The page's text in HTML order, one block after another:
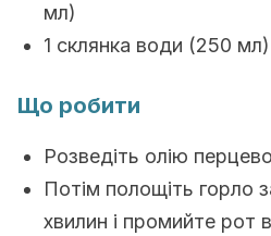
мл)
1 склянка води (250 мл)
Що робити
Розведіть олію
Потім полощіть горло
хвилин і промийте рот